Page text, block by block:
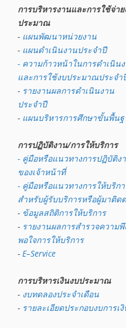
การบริหารงานและการใช้จ่าย
ประมาณ
- แผนพัฒนาหน่วยงาน
- แผนดำเนินงานประจำปี
- ความก้าวหน้าในการดำเนิน
และการใช้งบประมาณประจำ
- รายงานผลการดำเนินงาน
ประจำปี
- แผนบริหารการศึกษาขั้นพื้น
การปฏิบัติงาน/การให้บริการ
- คู่มือหรือแนวทางการปฏิบัติง
ของเจ้าหน้าที่
- คู่มือหรือแนวทางการให้บริก
สำหรับผู้รับบริการหรือผู้มาติด
- ข้อมูลสถิติการให้บริการ
- รายงานผลการสำรวจความพึ
พอใจการให้บริการ
- E–Service
การบริหารเงินงบประมาณ
- งบทดลองประจำเดือน
- รายละเอียดประกอบงบการเ